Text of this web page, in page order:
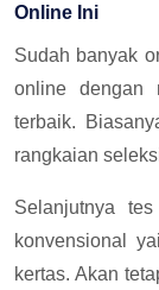
Online Ini
Sudah banyak
online dengan
terbaik.
rangkaian
Selanjutnya
konvensional
kertas. Akan